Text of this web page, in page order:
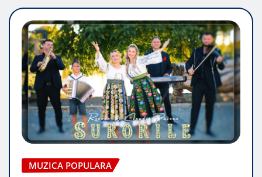
MUZICA POPULARA